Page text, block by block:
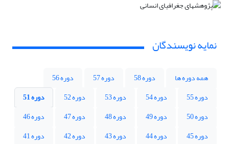
نمایه نویسندگان
همه دوره ها دوره 58 دوره 57
دوره 56
دوره 55
دوره 54 دوره 53 دوره 52
دوره 51
دوره 50
دوره 49 دوره 48 دوره 47
دوره 46
دوره 45
دوره 44 دوره 43 دوره 42
دوره 41